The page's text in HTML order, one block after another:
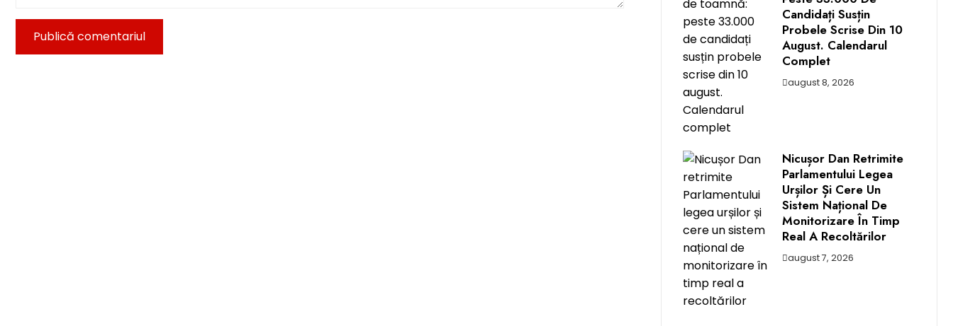
Candidați Susțin
Probele Scrise Din 10
August. Calendarul
Complet
august 8, 2026
Nicușor Dan Retrimite
Parlamentului Legea
Urșilor Și Cere Un
Sistem Național De
Monitorizare În Timp
Real A Recoltărilor
august 7, 2026